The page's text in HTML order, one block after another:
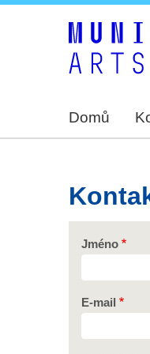
Domů
Jméno
E-mail